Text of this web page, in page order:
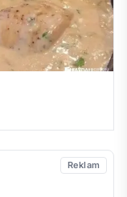
Reklam